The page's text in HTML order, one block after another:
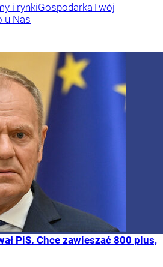
i rynkiGospodarkaTwój
u Nas
PiS. Chce zawieszać 800 plus,